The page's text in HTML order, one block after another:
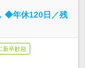
◆年休120日／残
新卒歓迎